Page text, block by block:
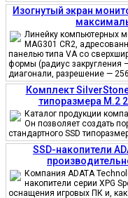
Изогнутый экран
Линейку компьютерных
MAG301 CR2,
панелью типа VA со
формы (радиус закругления
диагонали, разрешение —
Комплект
типоразмера M.2
Каталог продукции
Он позволяет создать
стандартного SSD
SSD-накопители
Компания ADATA
накопители серии XPG
оснащения игровых ПК и,